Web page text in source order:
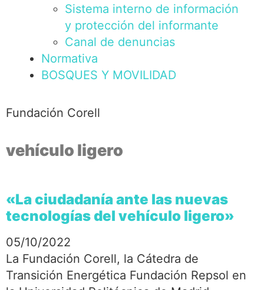
Sistema interno de información
y protección del informante
Canal de denuncias
Normativa
BOSQUES Y MOVILIDAD
Fundación Corell
vehículo ligero
«La ciudadanía ante las nuevas
tecnologías del vehículo ligero»
05/10/2022
La Fundación Corell, la Cátedra de
Transición Energética Fundación Repsol en